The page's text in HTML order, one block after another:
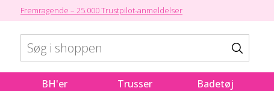
Fremragende – 25.000 Trustpilot-anmeldelser
BH'er Trusser Badetøj